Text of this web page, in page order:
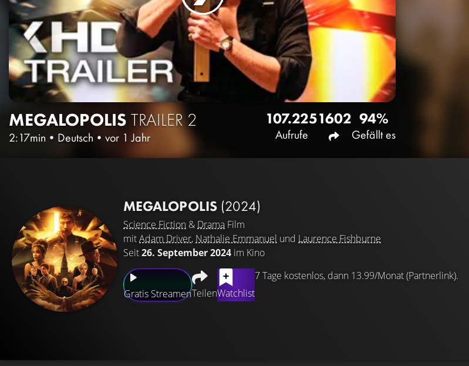
MEGALOPOLIS TRAILER 2
2:17min • Deutsch • vor 1 Jahr
107.225
Aufrufe
1602 94%
Gefällt es
MEGALOPOLIS (2024)
Science Fiction & Drama Film
mitAdam Driver, Nathalie Emmanuel und Laurence Fishburne
Seit26. September 2024 im Kino
Gratis StreamenTeilenWatchlist
7 Tage kostenlos, dann 13.99/Monat (Partnerlink).